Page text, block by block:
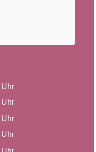
Uhr
Uhr
Uhr
Uhr